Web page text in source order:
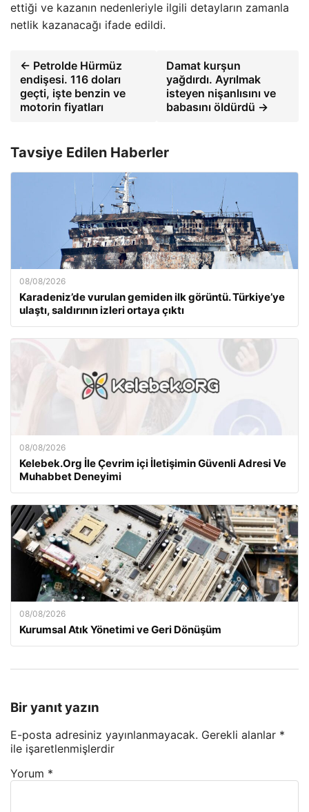
ettiği ve kazanın nedenleriyle ilgili detayların zamanla
netlik kazanacağı ifade edildi.
← Petrolde Hürmüz
endişesi. 116 doları
geçti, işte benzin ve
motorin fiyatları
Damat kurşun
yağdırdı. Ayrılmak
isteyen nişanlısını ve
babasını öldürdü →
Tavsiye Edilen Haberler
08/08/2026
Karadeniz’de vurulan gemiden ilk görüntü. Türkiye’ye
ulaştı, saldırının izleri ortaya çıktı
08/08/2026
Kelebek.Org İle Çevrim içi İletişimin Güvenli Adresi Ve
Muhabbet Deneyimi
08/08/2026
Kurumsal Atık Yönetimi ve Geri Dönüşüm
Bir yanıt yazın
E-posta adresiniz yayınlanmayacak. Gerekli alanlar *
ile işaretlenmişlerdir
Yorum *